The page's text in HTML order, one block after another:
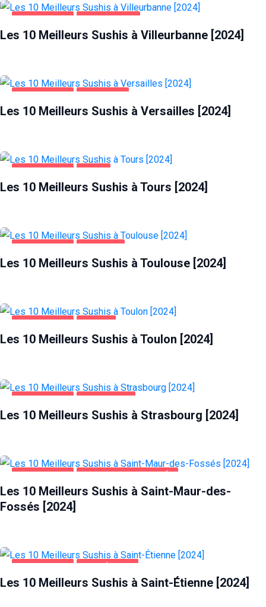
Les 10 Meilleurs Sushis à Villeurbanne [2024]
Les 10 Meilleurs Sushis à Versailles [2024]
Les 10 Meilleurs Sushis à Tours [2024]
Les 10 Meilleurs Sushis à Toulouse [2024]
Les 10 Meilleurs Sushis à Toulon [2024]
Les 10 Meilleurs Sushis à Strasbourg [2024]
Les 10 Meilleurs Sushis à Saint-Maur-des-
Fossés [2024]
Les 10 Meilleurs Sushis à Saint-Étienne [2024]